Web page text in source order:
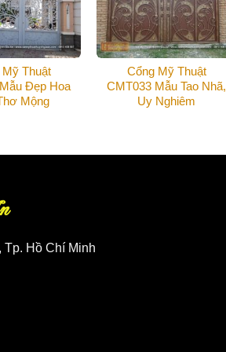
Thuật
Đẹp Hoa
Mộng
Cổng Mỹ Thuật
CMT033 Mẫu Tao Nhã,
Uy Nghiêm
Hồ Chí Minh